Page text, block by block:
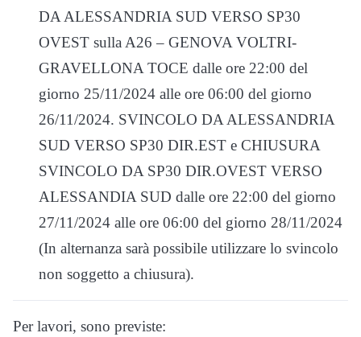
DA ALESSANDRIA SUD VERSO SP30
OVEST sulla A26 – GENOVA VOLTRI-
GRAVELLONA TOCE dalle ore 22:00 del
giorno 25/11/2024 alle ore 06:00 del giorno
26/11/2024. SVINCOLO DA ALESSANDRIA
SUD VERSO SP30 DIR.EST e CHIUSURA
SVINCOLO DA SP30 DIR.OVEST VERSO
ALESSANDIA SUD dalle ore 22:00 del giorno
27/11/2024 alle ore 06:00 del giorno 28/11/2024
(In alternanza sarà possibile utilizzare lo svincolo
non soggetto a chiusura).
Per lavori, sono previste: